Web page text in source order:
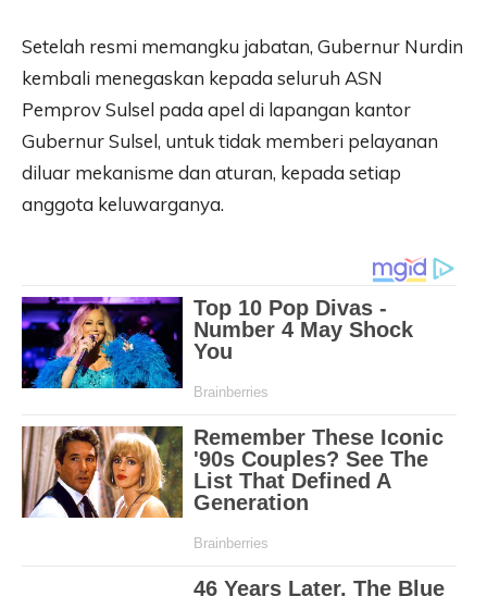
Setelah resmi memangku jabatan, Gubernur Nurdin
kembali menegaskan kepada seluruh ASN
Pemprov Sulsel pada apel di lapangan kantor
Gubernur Sulsel, untuk tidak memberi pelayanan
diluar mekanisme dan aturan, kepada setiap
anggota keluwarganya.